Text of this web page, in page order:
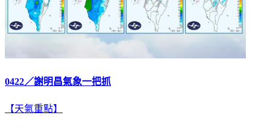
0422／謝明昌氣象一把抓
【天氣重點】